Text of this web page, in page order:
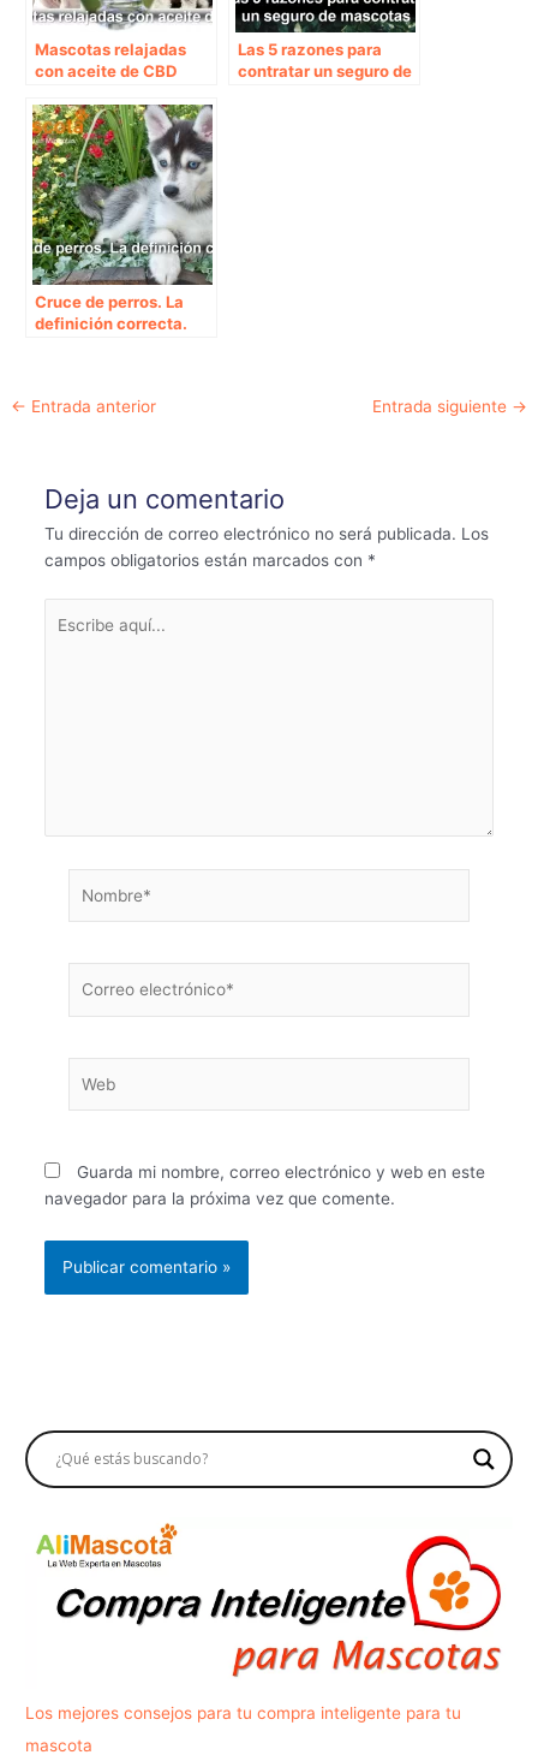
Mascotas relajadas
con aceite de CBD
Las 5 razones para
contratar un seguro de
Cruce de perros. La
definición correcta.
Navegación
← Entrada anterior Entrada siguiente →
Deja un comentario
Tu dirección de correo electrónico no será publicada. Los
campos obligatorios están marcados con *
aquí...
electrónico*
Guarda mi nombre, correo electrónico y web en este
navegador para la próxima vez que comente.
Los mejores consejos para tu compra inteligente para tu
mascota